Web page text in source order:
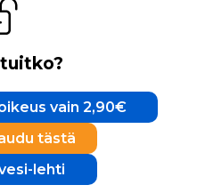
vain 2,90€
tästä
lehti